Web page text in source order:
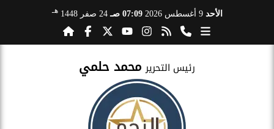
الأحد 9 أغسطس 2026 07:09 صـ 24 صفر 1448 هـ
رئيس التحرير محمد حلمي